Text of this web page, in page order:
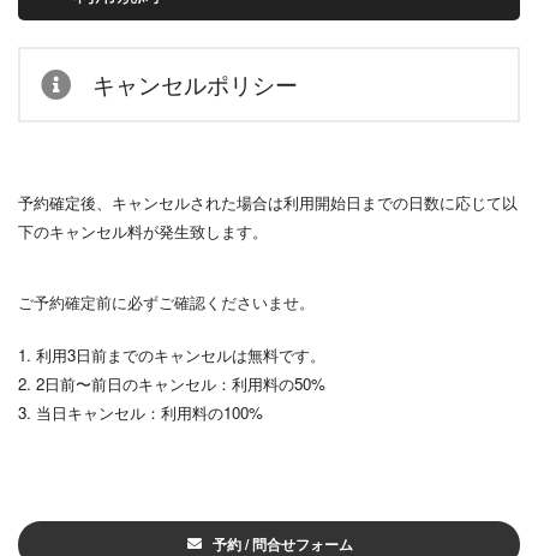
キャンセルポリシー
予約確定後、キャンセルされた場合は利用開始日までの日数に応じて以
下のキャンセル料が発生致します。
ご予約確定前に必ずご確認くださいませ。
1. 利用3日前までのキャンセルは無料です。
2. 2日前〜前日のキャンセル：利用料の50%
3. 当日キャンセル：利用料の100%
予約 / 問合せフォーム